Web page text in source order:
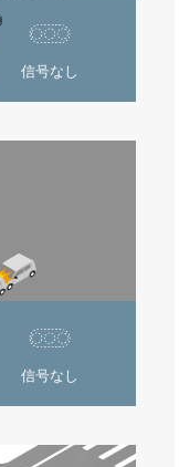
信号なし
信号なし